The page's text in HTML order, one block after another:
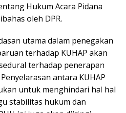
Hukum Acara Pidana
oleh DPR.
utama dalam penegakan
terhadap KUHAP akan
terhadap penerapan
antara KUHAP
untuk menghindari hal hal
stabilitas hukum dan